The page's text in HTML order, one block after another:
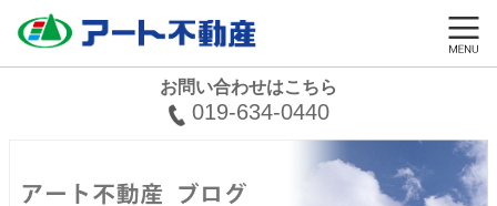
お問い合わせはこちら
019-634-0440